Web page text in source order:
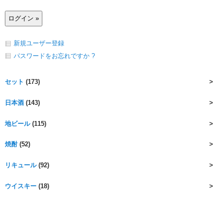
新規ユーザー登録
パスワードをお忘れですか ?
セット (173)
日本酒 (143)
地ビール(115)
焼酎(52)
リキュール(92)
ウイスキー (18)